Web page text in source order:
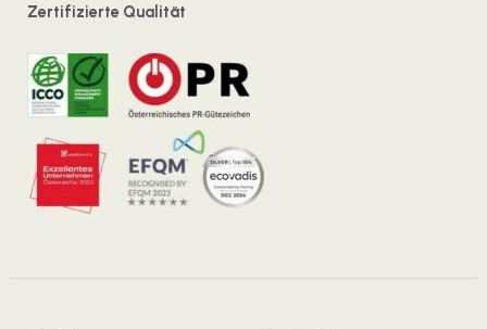
Zertifizierte Qualität